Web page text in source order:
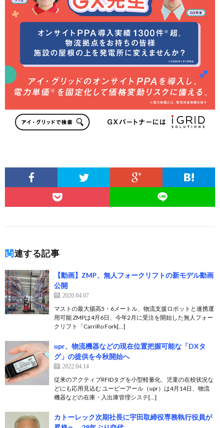
関連する記事
【動画】ZMP、無人フォークリフトの新モデル動画
公開
2020.04.07
マストの最大揚高5・6メートル、物流支援ロボットと連携運
用可能 ZMPは4月6日、今年2月に受注を開始した無人フォー
クリフト「CarriRo Fork[…]
upr、物流機器などの現在位置把握可能な「DXタ
グ」の提供を今秋開始へ
2022.04.14
従来のアクティブRFIDタグを小型軽量化、児童の在校状況な
どにも応用見込む ユーピーアール（upr）は4月14日、物流
機器などの在庫・入出庫管理システ[…]
カトーレック次期社長に宇田取締役専務執行役員が